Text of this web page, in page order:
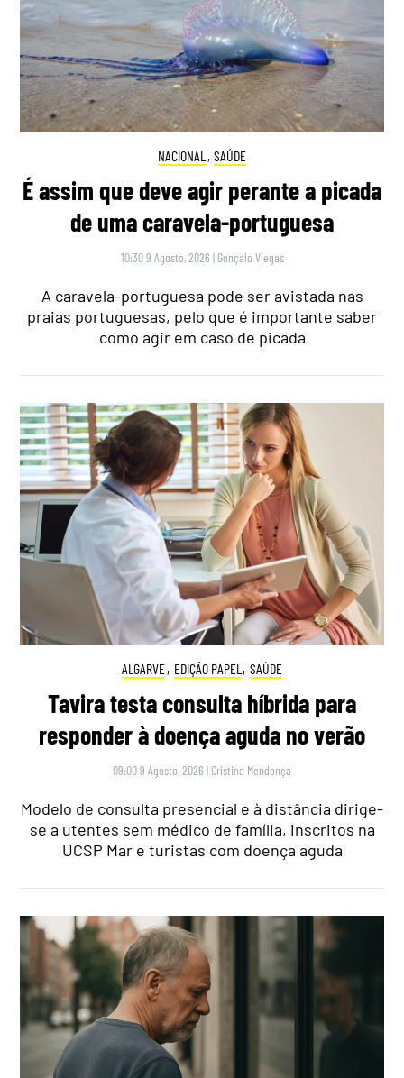
NACIONAL , SAÚDE
É assim que deve agir perante a picada
de uma caravela-portuguesa
10:30 9 Agosto, 2026 | Gonçalo Viegas
A caravela-portuguesa pode ser avistada nas
praias portuguesas, pelo que é importante saber
como agir em caso de picada
ALGARVE, EDIÇÃO PAPEL , SAÚDE
Tavira testa consulta híbrida para
responder à doença aguda no verão
09:00 9 Agosto, 2026 | Cristina Mendonça
Modelo de consulta presencial e à distância dirige-
se a utentes sem médico de família, inscritos na
UCSP Mar e turistas com doença aguda